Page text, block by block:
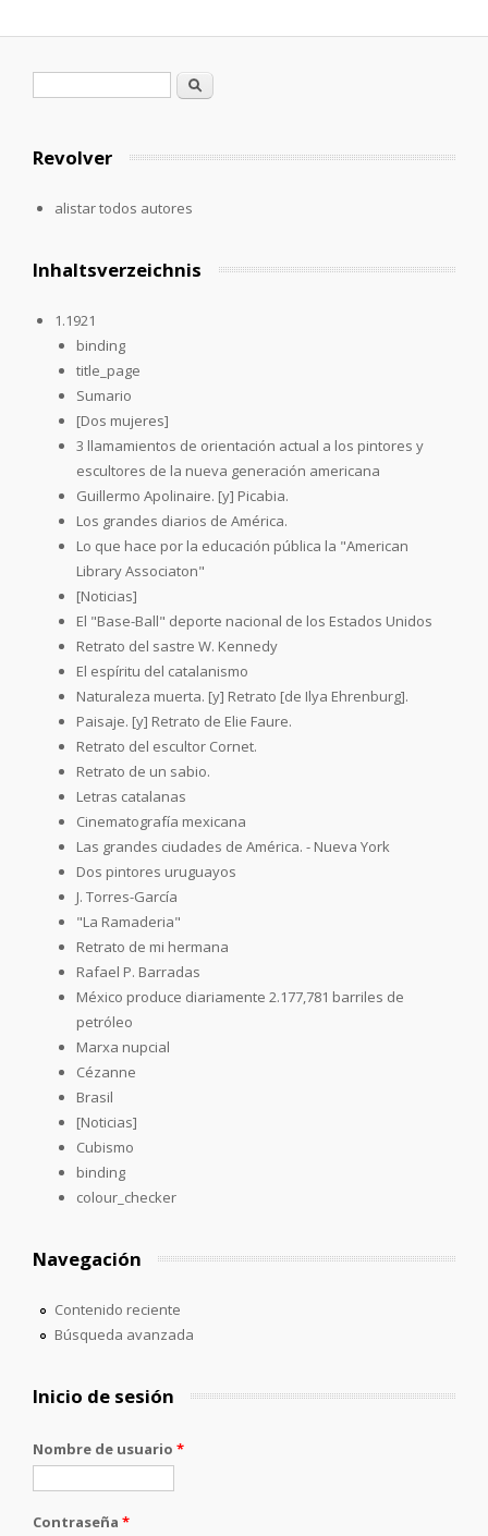
Formulario de búsqueda
Buscar
Revolver
alistar todos autores
Inhaltsverzeichnis
1.1921
binding
title_page
Sumario
[Dos mujeres]
3 llamamientos de orientación actual a los pintores y
escultores de la nueva generación americana
Guillermo Apolinaire. [y] Picabia.
Los grandes diarios de América.
Lo que hace por la educación pública la "American
Library Associaton"
[Noticias]
El "Base-Ball" deporte nacional de los Estados Unidos
Retrato del sastre W. Kennedy
El espíritu del catalanismo
Naturaleza muerta. [y] Retrato [de Ilya Ehrenburg].
Paisaje. [y] Retrato de Elie Faure.
Retrato del escultor Cornet.
Retrato de un sabio.
Letras catalanas
Cinematografía mexicana
Las grandes ciudades de América. - Nueva York
Dos pintores uruguayos
J. Torres-García
"La Ramaderia"
Retrato de mi hermana
Rafael P. Barradas
México produce diariamente 2.177,781 barriles de
petróleo
Marxa nupcial
Cézanne
Brasil
[Noticias]
Cubismo
binding
colour_checker
Navegación
Contenido reciente
Búsqueda avanzada
Inicio de sesión
Nombre de usuario *
Contraseña *